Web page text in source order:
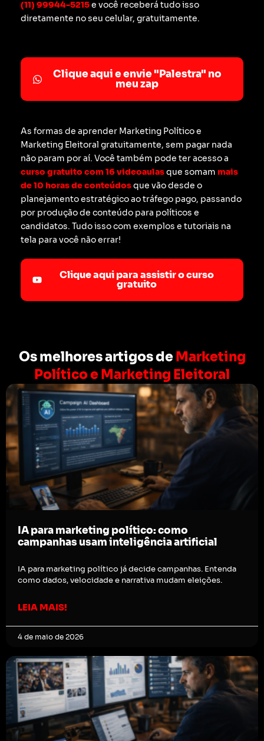
(11) 99944-5215e você receberá tudo isso
diretamente no seu celular, gratuitamente.
Clique aqui e envie "Palestra" no
meu zap
As formas de aprender Marketing Político e
Marketing Eleitoral gratuitamente, sem pagar nada
não param por aí. Você também pode ter acesso a
curso gratuito com 16 videoaulasque somam mais
de 10 horas de conteúdosque vão desde o
planejamento estratégico ao tráfego pago, passando
por produção de conteúdo para políticos e
candidatos. Tudo isso com exemplos e tutoriais na
tela para você não errar!
Clique aqui para assistir o curso
gratuito
Os melhores artigos de Marketing
Político e Marketing Eleitoral
IA para marketing político: como
campanhas usam inteligência artificial
IA para marketing político já decide campanhas. Entenda
como dados, velocidade e narrativa mudam eleições.
LEIA MAIS!
4 de maio de 2026